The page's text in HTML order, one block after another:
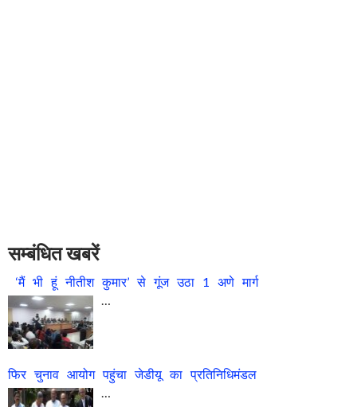
सम्बंधित खबरें
‘मैं भी हूं नीतीश कुमार’ से गूंज उठा 1 अणे मार्ग
…
फिर चुनाव आयोग पहुंचा जेडीयू का प्रतिनिधिमंडल